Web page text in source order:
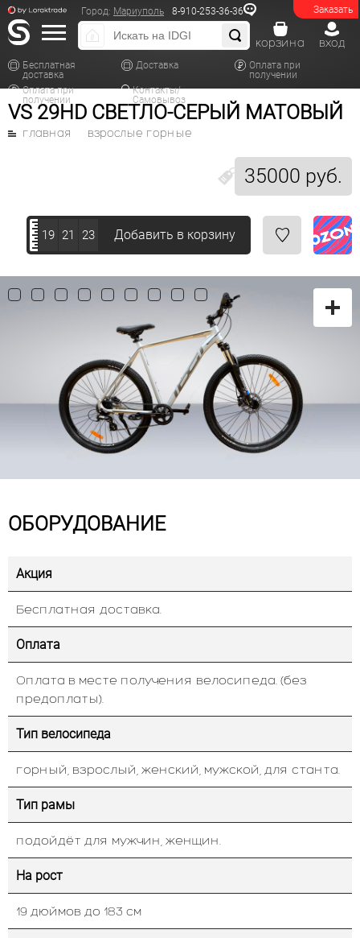
Заказать
Город: Мариуполь 8-910-253-36-36
Бесплатная
доставка
Доставка
Оплата при
получении
Оплата при
получении
Контакты/
Самовывоз
вход
корзина
VS 29HD СВЕТЛО-СЕРЫЙ МАТОВЫЙ
35000 руб.
главная взрослые горные
19 21 23 Добавить в корзину
ОБОРУДОВАНИЕ
Акция
Бесплатная доставка.
Оплата
Оплата в месте получения велосипеда. (без
предоплаты).
Тип велосипеда
горный, взрослый, женский, мужской, для станта.
Тип рамы
подойдёт для мужчин, женщин.
На рост
19 дюймов до 183 см